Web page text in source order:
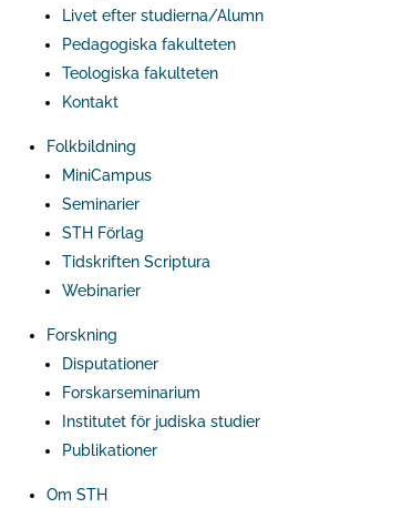
Livet efter studierna/Alumn
Pedagogiska fakulteten
Teologiska fakulteten
Kontakt
Folkbildning
MiniCampus
Seminarier
STH Förlag
Tidskriften Scriptura
Webinarier
Forskning
Disputationer
Forskarseminarium
Institutet för judiska studier
Publikationer
Om STH